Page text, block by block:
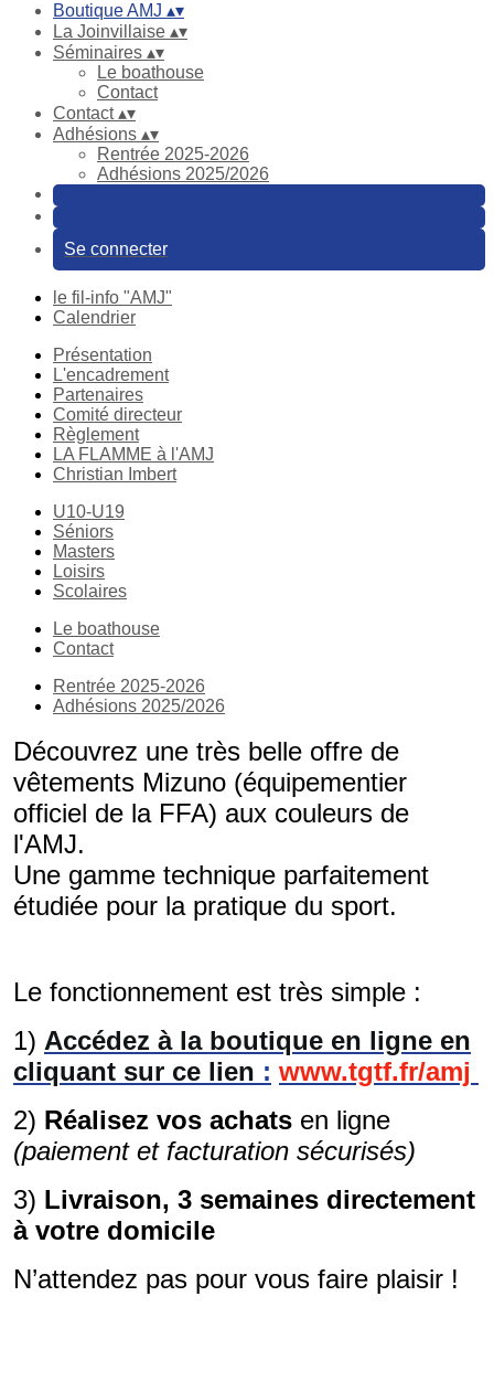
Boutique AMJ ▴▾
La Joinvillaise ▴▾
Séminaires ▴▾
Le boathouse
Contact
Contact▴▾
Adhésions ▴▾
Rentrée 2025-2026
Adhésions 2025/2026
Se connecter
le fil-info "AMJ"
Calendrier
Présentation
L'encadrement
Partenaires
Comité directeur
Règlement
LA FLAMME à l'AMJ
Christian Imbert
U10-U19
Séniors
Masters
Loisirs
Scolaires
Le boathouse
Contact
Rentrée 2025-2026
Adhésions 2025/2026
Découvrez une très belle offre de
vêtements Mizuno (équipementier
officiel de la FFA) aux couleurs de
l'AMJ.
Une gamme technique parfaitement
étudiée pour la pratique du sport.
Le fonctionnement est très simple :
1) Accédez à la boutique en ligne en
cliquant sur ce lien : www.tgtf.fr/amj
2) Réalisez vos achats en ligne
(paiement et facturation sécurisés)
3) Livraison, 3 semaines directement
à votre domicile
N’attendez pas pour vous faire plaisir !